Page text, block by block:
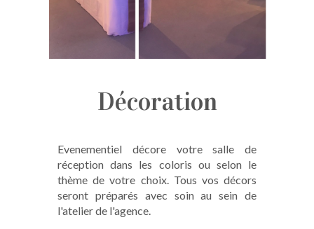
Décoration
Evenementiel décore votre salle de
réception dans les coloris ou selon le
thème de votre choix. Tous vos décors
seront préparés avec soin au sein de
l'atelier de l'agence.